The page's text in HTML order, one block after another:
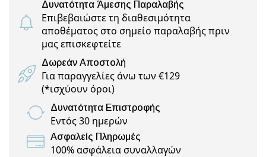
Δυνατότητα Άμεσης Παραλαβής
Επιβεβαιώστε τη διαθεσιμότητα
αποθέματος στο σημείο παραλαβής πριν
μας επισκεφτείτε
Δωρεάν Αποστολή
Για παραγγελίες άνω των €129
(*ισχύουν όροι)
Δυνατότητα Επιστροφής
Εντός 30 ημερών
Ασφαλείς Πληρωμές
100% ασφάλεια συναλλαγών